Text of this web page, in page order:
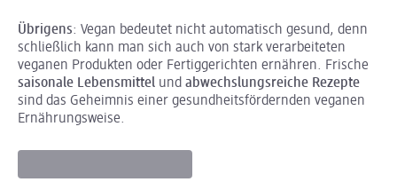
Übrigens: Vegan bedeutet nicht automatisch gesund, denn
schließlich kann man sich auch von stark verarbeiteten
veganen Produkten oder Fertiggerichten ernähren. Frische
saisonale Lebensmittel und abwechslungsreiche Rezepte
sind das Geheimnis einer gesundheitsfördernden veganen
Ernährungsweise.